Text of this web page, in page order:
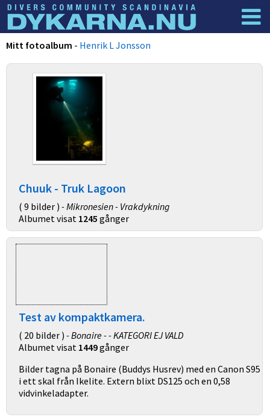
Dyknyheter
Mitt fotoalbum - Henrik L Jonsson
Chuuk - Truk Lagoon
( 9 bilder ) - Mikronesien - Vrakdykning
Albumet visat 1245 gånger
Test av kompaktkamera.
( 20 bilder ) - Bonaire - - KATEGORI EJ VALD
Albumet visat 1449gånger
Bilder tagna på Bonaire (Buddys Husrev) med en Canon S95
i ett skal från Ikelite. Extern blixt DS125 och en 0,58
vidvinkeladapter.